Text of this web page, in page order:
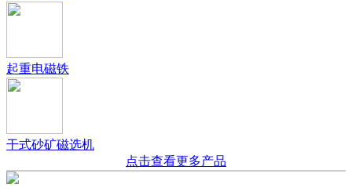
起重电磁铁
干式砂矿磁选机
点击查看更多产品